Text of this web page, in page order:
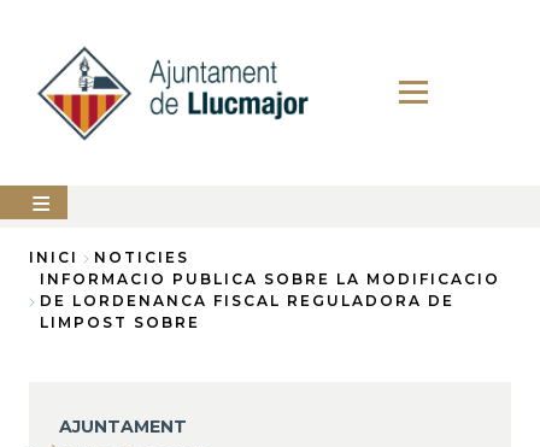
contingut
AJUNTAMENT
LLUCMAJOR
PERFIL
DEL
Fil
d'Ariadna
INICI
NOTICIES
INFORMACIO PUBLICA SOBRE LA MODIFICACIO
DE LORDENANCA FISCAL REGULADORA DE
LIMPOST SOBRE
AJUNTAMENT